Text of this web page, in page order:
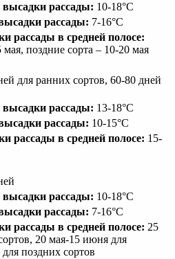
высадки рассады: 10-18°С
рассады: 7-16°С
рассады в средней полосе:
поздние сорта – 10-20 мая
для ранних сортов, 60-80 дней
высадки рассады: 13-18°С
рассады: 10-15°С
рассады в средней полосе: 15-
высадки рассады: 10-18°С
рассады: 7-16°С
рассады в средней полосе: 25
20 мая-15 июня для
поздних сортов